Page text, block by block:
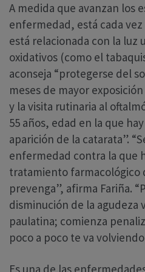
A medida que avanzan los
enfermedad, está cada
está relacionada con la luz
oxidativos (como el
aconseja “protegerse del
meses de mayor
y la visita rutinaria al
55 años, edad en la que
aparición de la catarata”.
enfermedad contra la que
tratamiento farmacológico
prevenga”, afirma Fariña.
disminución de la agudeza
paulatina; comienza
poco a poco te va